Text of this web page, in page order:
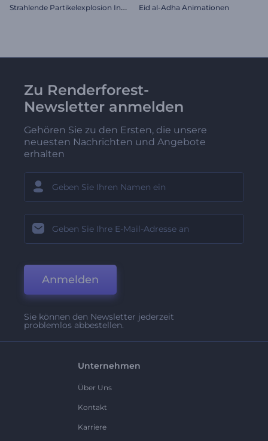
S
trahlende Partikelexplosion Intro Eid al-Adha Animationen
Zu Renderforest-
Newsletter anmelden
Gehören Sie zu den Ersten, die unsere
neuesten Nachrichten und Angebote
erhalten
Anmelden
Sie können den Newsletter jederzeit
problemlos abbestellen.
Unternehmen
Über Uns
Kontakt
Karriere